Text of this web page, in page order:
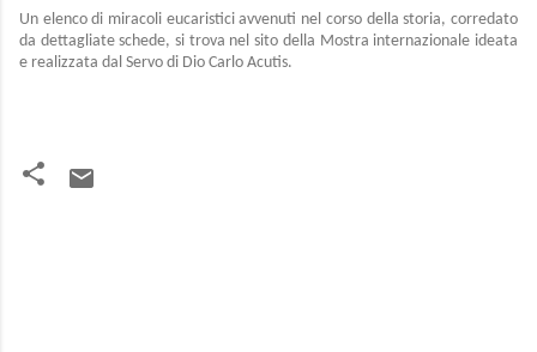
Un elenco di miracoli eucaristici avvenuti nel corso della storia, corredato
da dettagliate schede, si trova nel sito della Mostra internazionale ideata
e realizzata dal Servo di Dio Carlo Acutis.